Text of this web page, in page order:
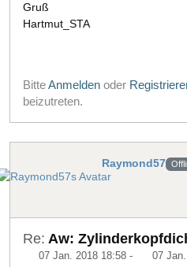
Gruß
Hartmut_STA
BitteAnmelden oder
beizutreten.
Raymond57
Re: Aw:
07 Jan. 2018 18:58 - 07